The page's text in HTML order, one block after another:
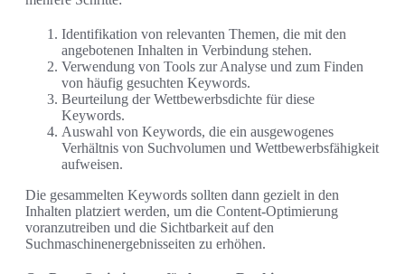
Identifikation von relevanten Themen, die mit den
angebotenen Inhalten in Verbindung stehen.
Verwendung von Tools zur Analyse und zum Finden
von häufig gesuchten Keywords.
Beurteilung der Wettbewerbsdichte für diese
Keywords.
Auswahl von Keywords, die ein ausgewogenes
Verhältnis von Suchvolumen und Wettbewerbsfähigkeit
aufweisen.
Die gesammelten Keywords sollten dann gezielt in den
Inhalten platziert werden, um die Content-Optimierung
voranzutreiben und die Sichtbarkeit auf den
Suchmaschinenergebnisseiten zu erhöhen.